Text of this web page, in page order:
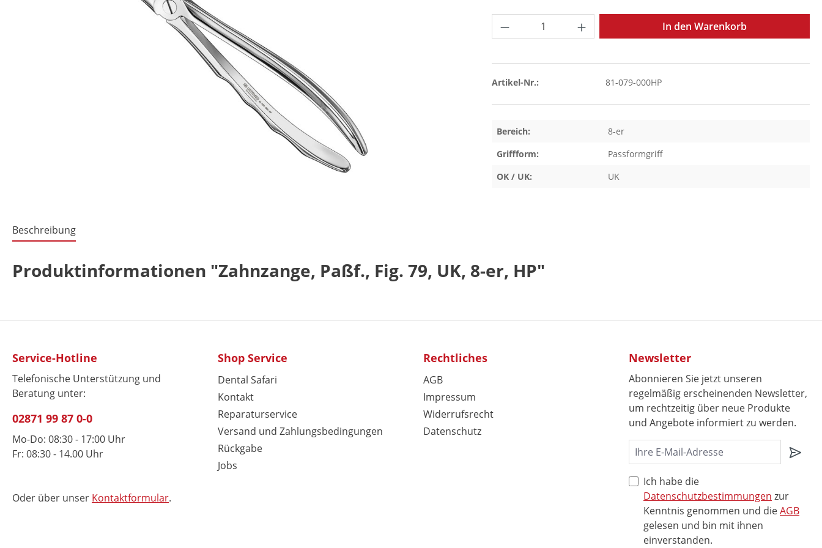
Produkt Anzahl: Gib den gewünschten Wert
In den Warenkorb
Artikel-Nr.: 81-079-000HP
Bereich:
8-er
Griffform:
Passformgriff
OK / UK:
UK
Beschreibung
Produktinformationen "Zahnzange, Paßf., Fig. 79, UK, 8-er, HP"
Service-Hotline
Telefonische Unterstützung und
Beratung unter:
02871 99 87 0-0
Mo-Do: 08:30 - 17:00 Uhr
Fr: 08:30 - 14.00 Uhr
Oder über unser Kontaktformular.
Shop Service
Dental Safari
Kontakt
Reparaturservice
Versand und Zahlungsbedingungen
Rückgabe
Jobs
Rechtliches
AGB
Impressum
Widerrufsrecht
Datenschutz
Newsletter
Abonnieren Sie jetzt unseren
regelmäßig erscheinenden Newsletter,
um rechtzeitig über neue Produkte
und Angebote informiert zu werden.
Ich habe die
Datenschutzbestimmungen zur
Kenntnis genommen und dieAGB
gelesen und bin mit ihnen
einverstanden.